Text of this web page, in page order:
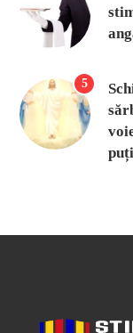
5